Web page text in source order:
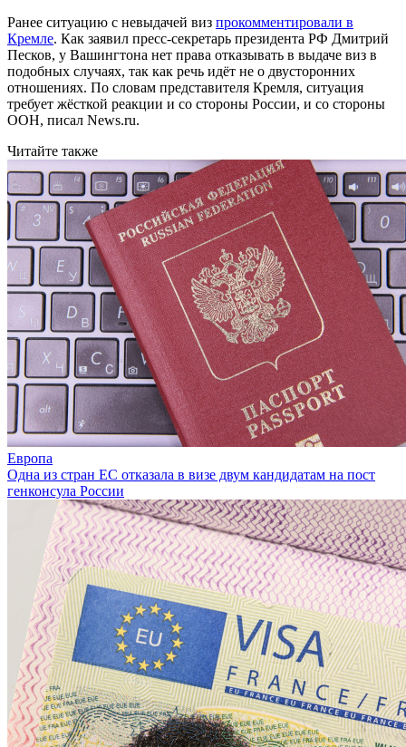
Ранее ситуацию с невыдачей виз прокомментировали в
Кремле. Как заявил пресс-секретарь президента РФ Дмитрий
Песков, у Вашингтона нет права отказывать в выдаче виз в
подобных случаях, так как речь идёт не о двусторонних
отношениях. По словам представителя Кремля, ситуация
требует жёсткой реакции и со стороны России, и со стороны
ООН, писал News.ru.
Читайте также
Европа
Одна из стран ЕС отказала в визе двум кандидатам на пост
генконсула России